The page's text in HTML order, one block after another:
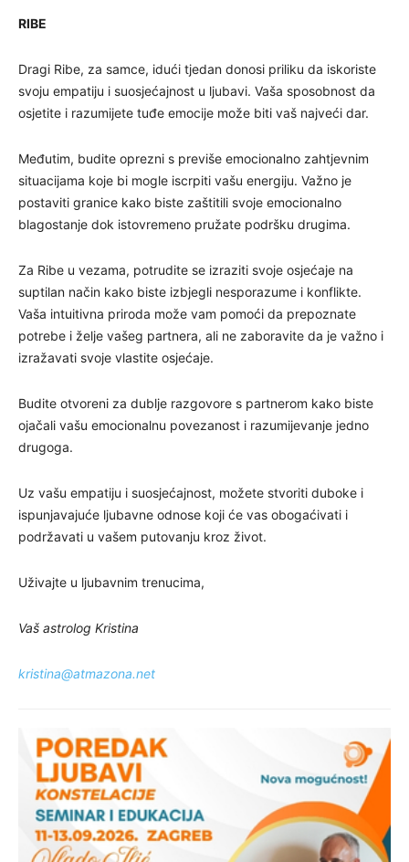
RIBE
Dragi Ribe, za samce, idući tjedan donosi priliku da iskoriste
svoju empatiju i suosjećajnost u ljubavi. Vaša sposobnost da
osjetite i razumijete tuđe emocije može biti vaš najveći dar.
Međutim, budite oprezni s previše emocionalno zahtjevnim
situacijama koje bi mogle iscrpiti vašu energiju. Važno je
postaviti granice kako biste zaštitili svoje emocionalno
blagostanje dok istovremeno pružate podršku drugima.
Za Ribe u vezama, potrudite se izraziti svoje osjećaje na
suptilan način kako biste izbjegli nesporazume i konflikte.
Vaša intuitivna priroda može vam pomoći da prepoznate
potrebe i želje vašeg partnera, ali ne zaboravite da je važno i
izražavati svoje vlastite osjećaje.
Budite otvoreni za dublje razgovore s partnerom kako biste
ojačali vašu emocionalnu povezanost i razumijevanje jedno
drugoga.
Uz vašu empatiju i suosjećajnost, možete stvoriti duboke i
ispunjavajuće ljubavne odnose koji će vas obogaćivati i
podržavati u vašem putovanju kroz život.
Uživajte u ljubavnim trenucima,
Vaš astrolog Kristina
kristina@atmazona.net